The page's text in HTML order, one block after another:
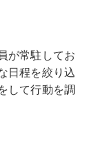
が常駐してお
日程を絞り込
して行動を調